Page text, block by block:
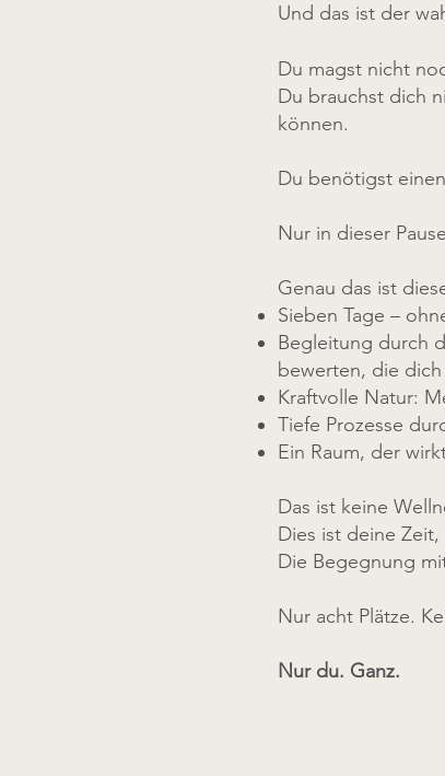
Und das ist der
Du magst nicht
Du brauchst dich
können.
Du benötigst
Nur in dieser
Genau das ist
Sieben Tage –
Begleitung durch
bewerten, die
Kraftvolle Natur:
Tiefe Prozesse
Ein Raum, der
Das ist keine
Dies ist deine
Die Begegnung
Nur acht Plätze.
Nur du. Ganz.